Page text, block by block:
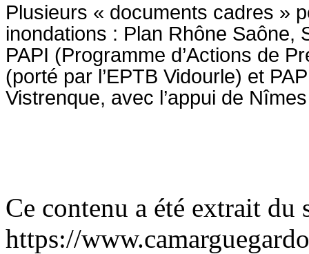
Plusieurs « documents cadres »
inondations : Plan Rhône Saône,
PAPI (Programme d’Actions de
(porté par l’EPTB Vidourle) et
Vistrenque, avec l’appui de
Ce contenu a été extrait du
https://